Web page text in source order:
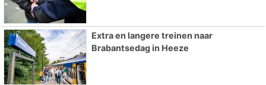
Extra en langere treinen naar
Brabantsedag in Heeze